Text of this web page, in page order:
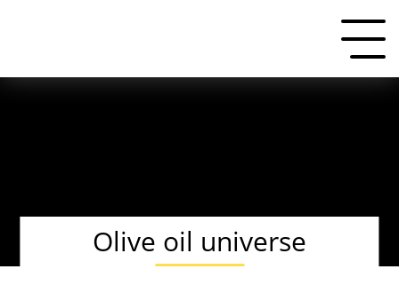
Olive oil universe